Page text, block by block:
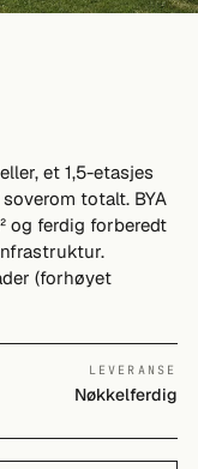
et 1,5-etasjes
totalt. BYA
og ferdig forberedt
(forhøyet
LEVERANSE
Nøkkelferdig